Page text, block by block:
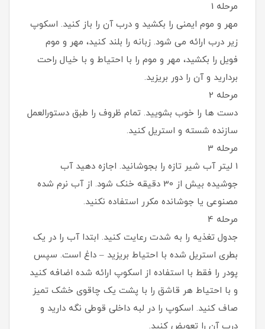
مرحله 1
مهر و موم ایمنی را بکشید و درب آن را باز کنید. اسکوپ
زیر درب ارائه می شود. زبانه را بلند کنید، مهر و موم
فویل را بکشید، مهر و موم را با احتیاط و با خیال راحت
بردارید و آن را دور بریزید.
مرحله 2
دست ها را خوب بشویید. تمام ظروف را طبق دستورالعمل
سازنده شسته و استریل کنید.
مرحله 3
1 لیتر آب شیر تازه را بجوشانید. اجازه دهید آب
جوشیده بیش از 30 دقیقه خنک شود. از آب نرم شده
مصنوعی یا جوشانده مکرر استفاده نکنید.
مرحله 4
جدول تغذیه را به شدت رعایت کنید. ابتدا آب را در یک
بطری استریل شده با احتیاط بریزید – داغ است. سپس
پودر را فقط با استفاده از اسکوپ ارائه شده اضافه کنید
و با احتیاط هر قاشق را با پشت یک چاقوی خشک تمیز
صاف کنید. اسکوپ را در لبه داخلی قوطی نگه دارید و
درب آن را تعویض کنید.